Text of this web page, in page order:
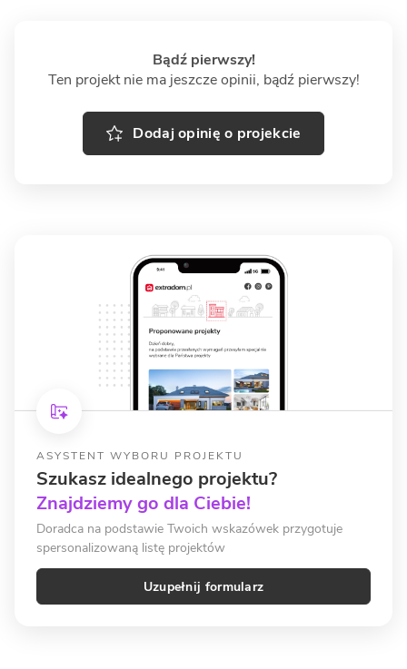
Bądź pierwszy!
Ten projekt nie ma jeszcze opinii, bądź pierwszy!
Dodaj opinię o projekcie
ASYSTENT WYBORU PROJEKTU
Szukasz idealnego projektu?
Znajdziemy go dla Ciebie!
Doradca na podstawie Twoich wskazówek przygotuje
spersonalizowaną listę projektów
Uzupełnij formularz